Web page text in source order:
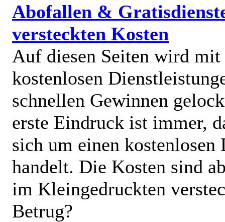
Abofallen &
versteckten Kosten
Auf diesen Seiten wird mit
kostenlosen
schnellen Gewinnen
erste Eindruck ist immer,
sich um einen kostenlosen
handelt. Die Kosten sind
im Kleingedruckten
Betrug?